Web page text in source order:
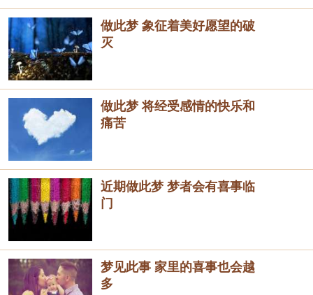
做此梦 象征着美好愿望的破
灭
做此梦 将经受感情的快乐和
痛苦
近期做此梦 梦者会有喜事临
门
梦见此事 家里的喜事也会越
多